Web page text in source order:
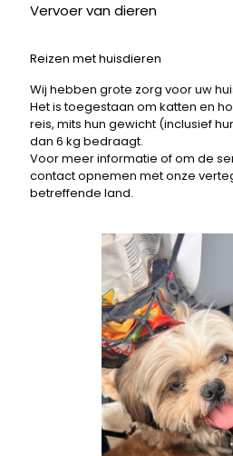
Vervoer van dieren
Reizen met huisdieren
Wij hebben grote zorg voor uw
Het is toegestaan ​​om katten en
reis, mits hun gewicht (inclusief
dan 6 kg bedraagt.
Voor meer informatie of om de
contact opnemen met onze
betreffende land.